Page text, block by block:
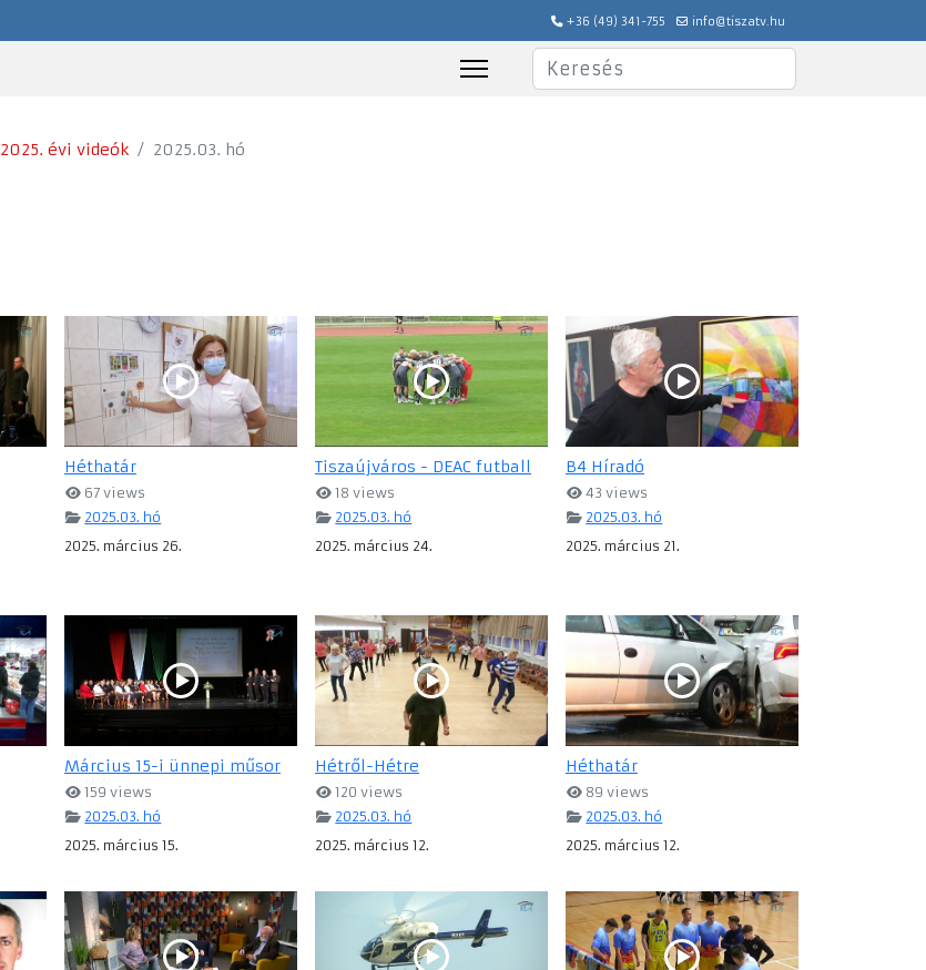
+36 (49) 341-755 info@tiszatv.hu
Keresés
2025. évi videók 2025.03. hó
Héthatár
67 views
2025.03. hó
2025. március 26.
Tiszaújváros - DEAC futball
18 views
2025.03. hó
2025. március 24.
B4 Híradó
43 views
2025.03. hó
2025. március 21.
Március 15-i ünnepi műsor
159 views
2025.03. hó
2025. március 15.
Hétről-Hétre
120 views
2025.03. hó
2025. március 12.
Héthatár
89 views
2025.03. hó
2025. március 12.